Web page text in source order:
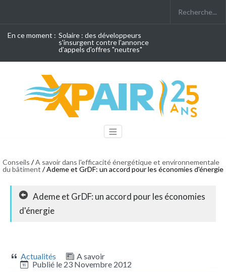
En ce moment : Solaire : des développeurs
s'insurgent contre l'annonce
d'appels d'offres "neutres"
Conseils /A savoir dans l'efficacité énergétique et environnementale
du bâtiment / Ademe et GrDF: un accord pour les économies d'énergie
Ademe et GrDF: un accord pour les économies
d'énergie
Actualités
A savoir
Publié le 23 Novembre 2012